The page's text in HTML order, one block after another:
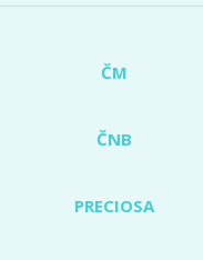
ČM
ČNB
PRECIOSA